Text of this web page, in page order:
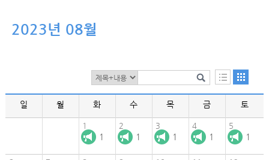
12월
2023년 08월
일 월 화 수 목 금 토
1
1
2
1
3
1
4
1
5
1